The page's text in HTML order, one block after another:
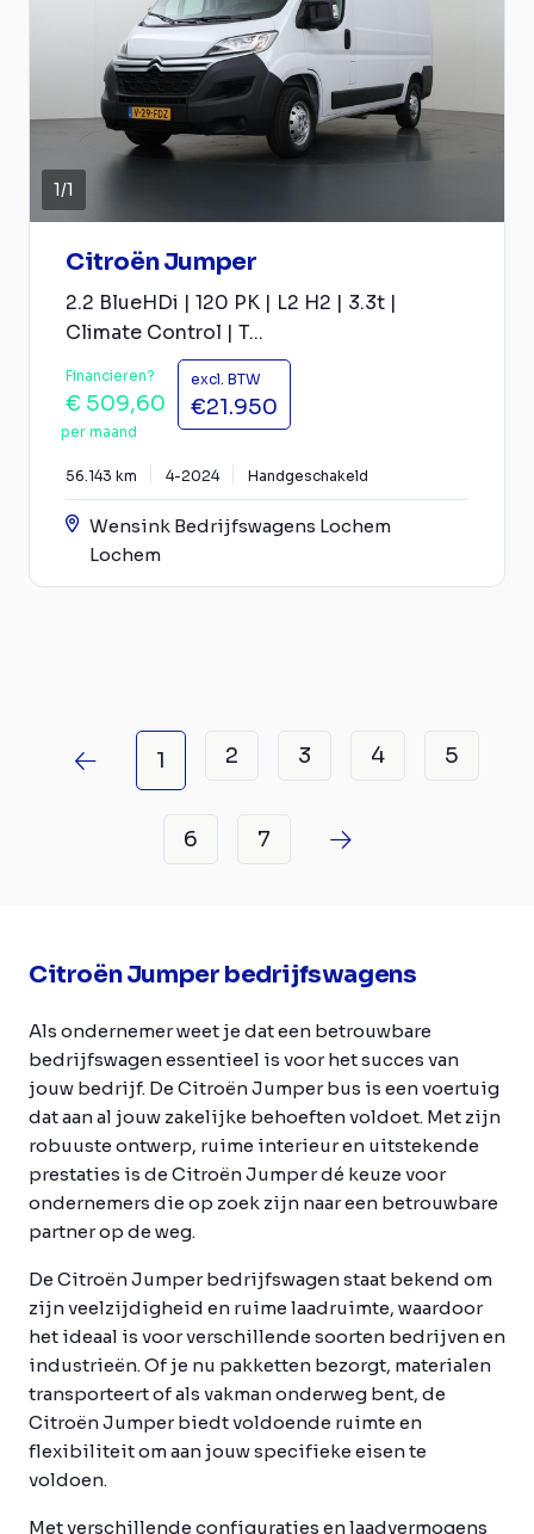
1/1
Citroën Jumper
2.2 BlueHDi | 120 PK | L2 H2 | 3.3t |
Climate Control | T...
Financieren?
€ 509,60
per maand
excl. BTW
€21.950
56.143 km 4-2024 Handgeschakeld
Wensink Bedrijfswagens Lochem
Lochem
1 2 3 4 5
6 7
Citroën Jumper bedrijfswagens
Als ondernemer weet je dat een betrouwbare
bedrijfswagen essentieel is voor het succes van
jouw bedrijf. De Citroën Jumper bus is een voertuig
dat aan al jouw zakelijke behoeften voldoet. Met zijn
robuuste ontwerp, ruime interieur en uitstekende
prestaties is de Citroën Jumper dé keuze voor
ondernemers die op zoek zijn naar een betrouwbare
partner op de weg.
De Citroën Jumper bedrijfswagen staat bekend om
zijn veelzijdigheid en ruime laadruimte, waardoor
het ideaal is voor verschillende soorten bedrijven en
industrieën. Of je nu pakketten bezorgt, materialen
transporteert of als vakman onderweg bent, de
Citroën Jumper biedt voldoende ruimte en
flexibiliteit om aan jouw specifieke eisen te
voldoen.
Met verschillende configuraties en laadvermogens